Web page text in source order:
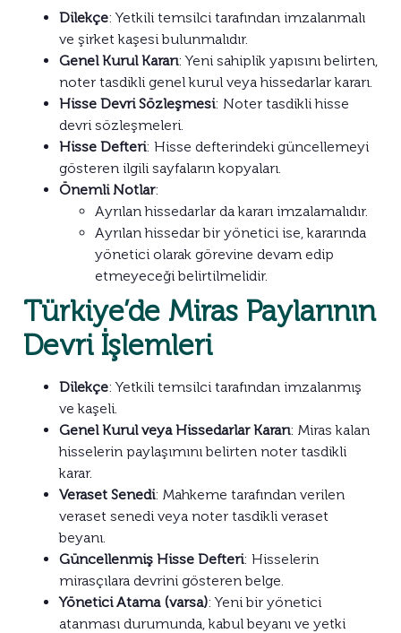
Dilekçe: Yetkili temsilci tarafından imzalanmalı
ve şirket kaşesi bulunmalıdır.
Genel Kurul Kararı: Yeni sahiplik yapısını belirten,
noter tasdikli genel kurul veya hissedarlar kararı.
Hisse Devri Sözleşmesi: Noter tasdikli hisse
devri sözleşmeleri.
Hisse Defteri: Hisse defterindeki güncellemeyi
gösteren ilgili sayfaların kopyaları.
Önemli Notlar:
Ayrılan hissedarlar da kararı imzalamalıdır.
Ayrılan hissedar bir yönetici ise, kararında
yönetici olarak görevine devam edip
etmeyeceği belirtilmelidir.
Türkiye’de Miras Paylarının
Devri İşlemleri
Dilekçe: Yetkili temsilci tarafından imzalanmış
ve kaşeli.
Genel Kurul veya Hissedarlar Kararı: Miras kalan
hisselerin paylaşımını belirten noter tasdikli
karar.
Veraset Senedi: Mahkeme tarafından verilen
veraset senedi veya noter tasdikli veraset
beyanı.
Güncellenmiş Hisse Defteri: Hisselerin
mirasçılara devrini gösteren belge.
Yönetici Atama (varsa): Yeni bir yönetici
atanması durumunda, kabul beyanı ve yetki